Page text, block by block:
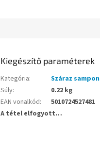
Kiegészítő paraméterek
Kategória:
Száraz sampon
Súly:
0.22 kg
EAN vonalkód:
5010724527481
A tétel elfogyott…